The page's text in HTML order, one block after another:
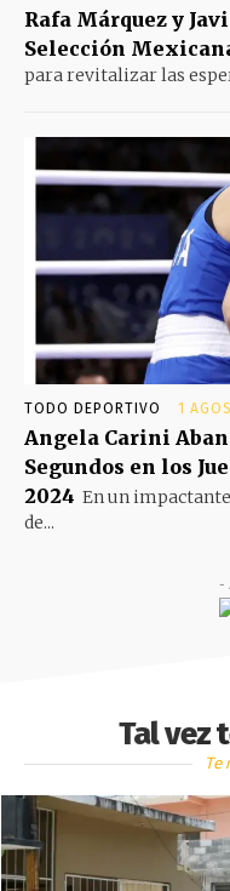
Rafa Márquez y
Selección
para revitalizar las
TODO DEPORTIVO 1
Angela Carini
Segundos en los
2024 En un
de...
-
Tal vez
Te